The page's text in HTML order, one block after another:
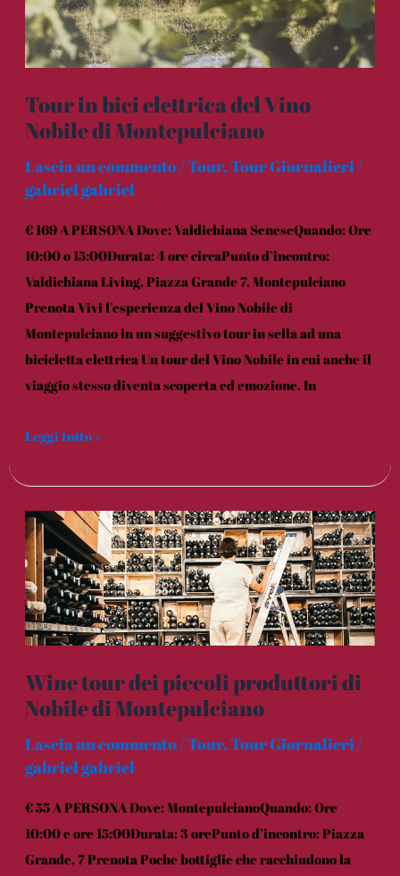
Tour in bici elettrica del Vino
Nobile di Montepulciano
Lascia un commento/Tour,Tour Giornalieri /
gabriel gabriel
€ 169 A PERSONA Dove: Valdichiana SeneseQuando: Ore
10:00 o 15:00Durata: 4 ore circaPunto d’incontro:
Valdichiana Living, Piazza Grande 7, Montepulciano
Prenota Vivi l’esperienza del Vino Nobile di
Montepulciano in un suggestivo tour in sella ad una
bicicletta elettrica Un tour del Vino Nobile in cui anche il
viaggio stesso diventa scoperta ed emozione. In
Nobile
di
Montepulciano
Leggi tutto »
Wine tour dei piccoli produttori di
Nobile di Montepulciano
Lascia un commento/Tour,Tour Giornalieri/
gabriel gabriel
€ 55 A PERSONA Dove: MontepulcianoQuando: Ore
10:00 e ore 15:00Durata: 3 orePunto d’incontro: Piazza
Grande, 7 Prenota Poche bottiglie che racchiudono la
Wine
tour
dei
piccoli
produttori
Nobile
di